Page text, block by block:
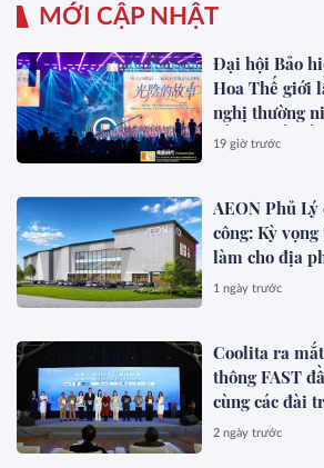
MỚI CẬP NHẬT
Đại hội Bảo
Hoa Thế giới
nghị thường
Rồng Quốc tế
19 giờ trước
AEON Phủ
công: Kỳ
làm cho địa
1 ngày trước
Coolita ra
thông FAST
cùng các đài
2 ngày trước